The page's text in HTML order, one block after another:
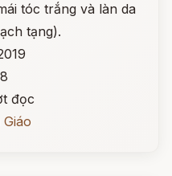
tóc trắng và làn da
tạng).
đọc